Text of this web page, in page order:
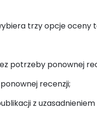
trzy opcje oceny
potrzeby ponownej
recenzji;
z